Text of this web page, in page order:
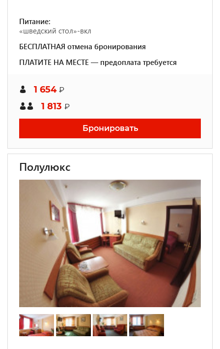
Питание:
«шведский стол»-вкл
БЕСПЛАТНАЯ отмена бронирования
ПЛАТИТЕ НА МЕСТЕ — предоплата требуется
1 654 ₽
1 813 ₽
Бронировать
Полулюкс